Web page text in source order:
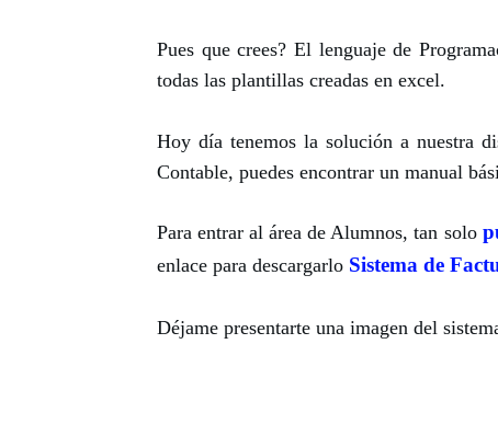
Pues que crees? El lenguaje de
todas las plantillas creadas en excel.
Hoy día tenemos la solución a nuestra
Contable, puedes encontrar un manual
Para entrar al área de Alumnos, tan solo
enlace para descargarlo Sistema de
Déjame presentarte una imagen del